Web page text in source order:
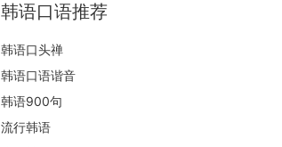
韩语口语推荐
韩语口头禅
韩语口语谐音
韩语900句
流行韩语